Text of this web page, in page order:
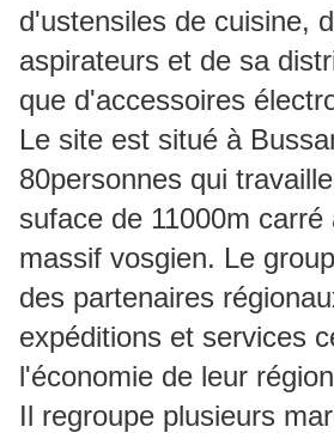
d'ustensiles de cuisine,
aspirateurs et de sa
que d'accessoires
Le site est situé à
80personnes qui
suface de 11000m carré
massif vosgien. Le
des partenaires
expéditions et services
l'économie de leur
Il regroupe plusieurs